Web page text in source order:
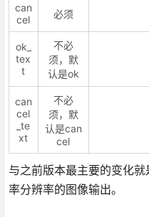
can
cel
必须
ok_
tex
t
不必
须，默
认是ok
can
cel
_te
xt
不必
须，默
认是can
cel
与之前版本最主要的变化
率分辨率的图像输出。